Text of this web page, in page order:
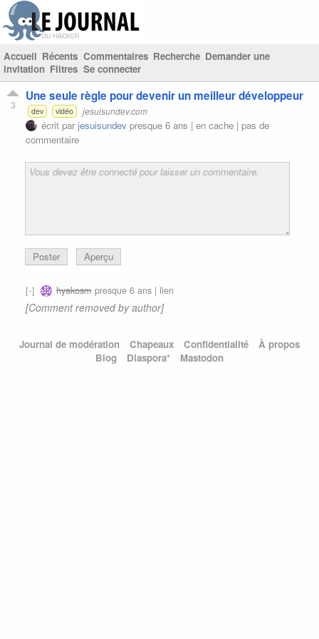
Accueil Récents Commentaires Recherche Demander une
invitation Filtres Se connecter
3
Une seule règle pour devenir un meilleur développeur
dev vidéo jesuisundev.com
écrit parjesuisundev presque 6 ans | en cache | pas de
commentaire
Poster Aperçu
hyakosmpresque 6 ans | lien
[Comment removed by author]
Journal de modération Chapeaux Confidentialité
À propos
Blog
Diaspora* Mastodon